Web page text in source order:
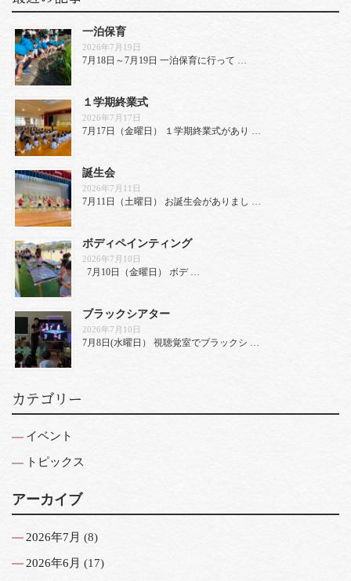
一泊保育
2026年7月19日
7月18日～7月19日 一泊保育に行って …
１学期終業式
2026年7月17日
7月17日（金曜日） １学期終業式があり …
誕生会
2026年7月11日
7月11日（土曜日） お誕生会がありまし …
ボディペインティング
2026年7月10日
7月10日（金曜日） ボデ …
ブラックシアター
2026年7月10日
7月8日(水曜日） 視聴覚室でブラックシ …
カテゴリー
イベント
トピックス
アーカイブ
2026年7月 (8)
2026年6月 (17)